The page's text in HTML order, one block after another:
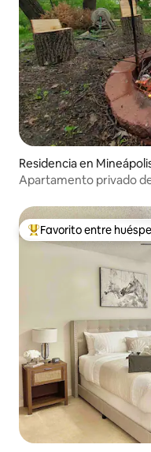
Residencia en
Apartamento privado
De los mejores en
Favorito entre